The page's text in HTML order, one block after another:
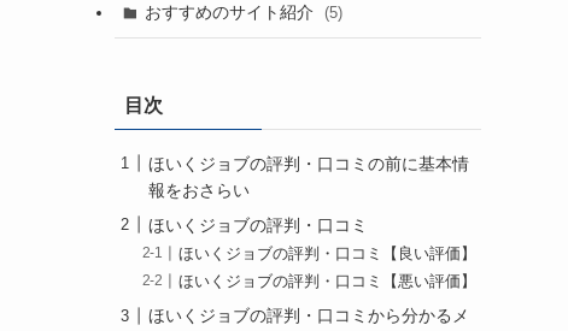
おすすめのサイト紹介 (5)
目次
ほいくジョブの評判・口コミの前に基本情
報をおさらい
ほいくジョブの評判・口コミ
ほいくジョブの評判・口コミ【良い評価】
ほいくジョブの評判・口コミ【悪い評価】
ほいくジョブの評判・口コミから分かるメ